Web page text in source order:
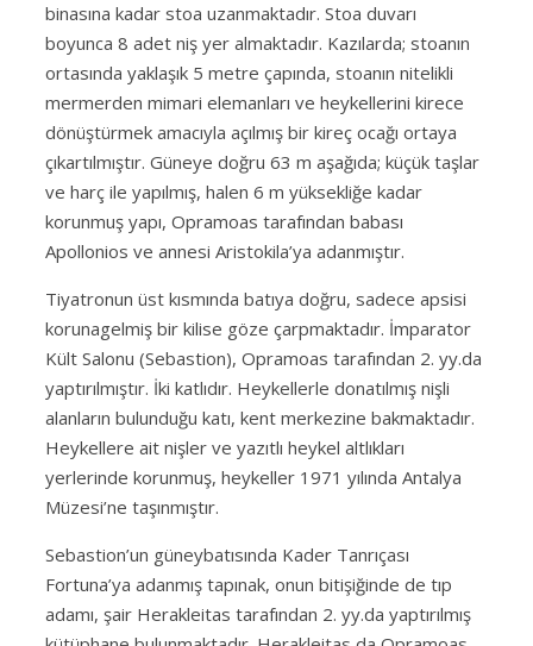
binasına kadar stoa uzanmaktadır. Stoa duvarı
boyunca 8 adet niş yer almaktadır. Kazılarda; stoanın
ortasında yaklaşık 5 metre çapında, stoanın nitelikli
mermerden mimari elemanları ve heykellerini kirece
dönüştürmek amacıyla açılmış bir kireç ocağı ortaya
çıkartılmıştır. Güneye doğru 63 m aşağıda; küçük taşlar
ve harç ile yapılmış, halen 6 m yüksekliğe kadar
korunmuş yapı, Opramoas tarafından babası
Apollonios ve annesi Aristokila’ya adanmıştır.
Tiyatronun üst kısmında batıya doğru, sadece apsisi
korunagelmiş bir kilise göze çarpmaktadır. İmparator
Kült Salonu (Sebastion), Opramoas tarafından 2. yy.da
yaptırılmıştır. İki katlıdır. Heykellerle donatılmış nişli
alanların bulunduğu katı, kent merkezine bakmaktadır.
Heykellere ait nişler ve yazıtlı heykel altlıkları
yerlerinde korunmuş, heykeller 1971 yılında Antalya
Müzesi’ne taşınmıştır.
Sebastion’un güneybatısında Kader Tanrıçası
Fortuna’ya adanmış tapınak, onun bitişiğinde de tıp
adamı, şair Herakleitas tarafından 2. yy.da yaptırılmış